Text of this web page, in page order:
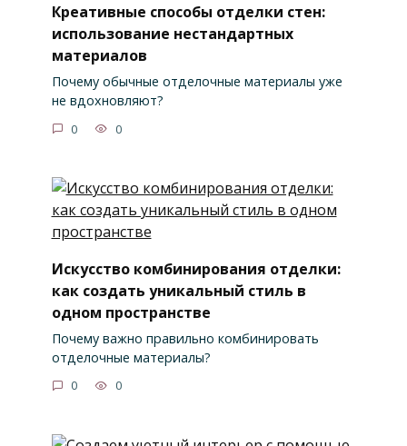
Креативные способы отделки стен:
использование нестандартных
материалов
Почему обычные отделочные материалы уже
не вдохновляют?
0 0
Искусство комбинирования отделки:
как создать уникальный стиль в
одном пространстве
Почему важно правильно комбинировать
отделочные материалы?
0 0